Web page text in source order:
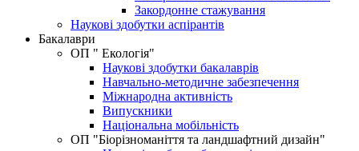
Закордонне стажування
Наукові здобутки аспірантів
Бакалаври
ОП " Екологія"
Наукові здобутки бакалаврів
Навчально-методичне забезпечення
Міжнародна активність
Випускники
Національна мобільність
ОП "Біорізноманіття та ландшафтний дизайн"